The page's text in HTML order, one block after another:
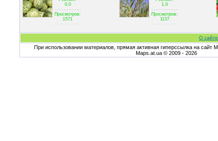
0.0
Просмотров:
1571
1.0
Просмотров:
1137
О
При использовании материалов, прямая активная гиперссылка на сайт
Maps.at.ua © 2009 - 2026